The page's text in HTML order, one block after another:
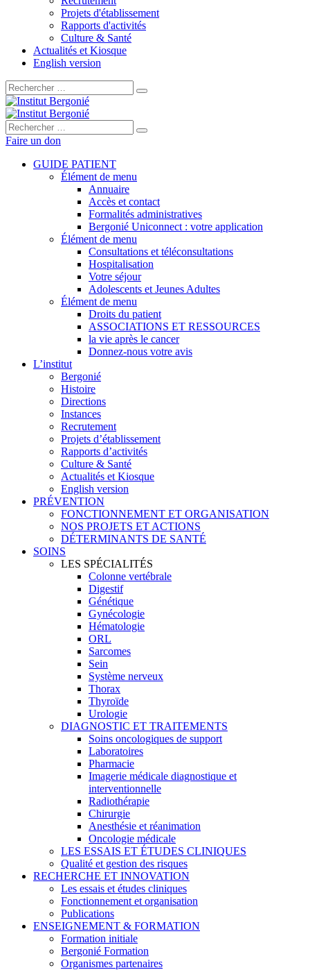
Projets d'établissement
Rapports d'activités
Culture & Santé
Actualités et Kiosque
English version
Rechercher :
Rechercher :
Faire un don
GUIDE PATIENT
Élément de menu
Annuaire
Accès et contact
Formalités administratives
Bergonié Uniconnect : votre application
Élément de menu
Consultations et téléconsultations
Hospitalisation
Votre séjour
Adolescents et Jeunes Adultes
Élément de menu
Droits du patient
ASSOCIATIONS ET RESSOURCES
la vie après le cancer
Donnez-nous votre avis
L’institut
Bergonié
Histoire
Directions
Instances
Recrutement
Projets d’établissement
Rapports d’activités
Culture & Santé
Actualités et Kiosque
English version
PRÉVENTION
FONCTIONNEMENT ET ORGANISATION
NOS PROJETS ET ACTIONS
DÉTERMINANTS DE SANTÉ
SOINS
LES SPÉCIALITÉS
Colonne vertébrale
Digestif
Génétique
Gynécologie
Hématologie
ORL
Sarcomes
Sein
Système nerveux
Thorax
Thyroïde
Urologie
DIAGNOSTIC ET TRAITEMENTS
Soins oncologiques de support
Laboratoires
Pharmacie
Imagerie médicale diagnostique et
interventionnelle
Radiothérapie
Chirurgie
Anesthésie et réanimation
Oncologie médicale
LES ESSAIS ET ÉTUDES CLINIQUES
Qualité et gestion des risques
RECHERCHE ET INNOVATION
Les essais et études cliniques
Fonctionnement et organisation
Publications
ENSEIGNEMENT & FORMATION
Formation initiale
Bergonié Formation
Organismes partenaires